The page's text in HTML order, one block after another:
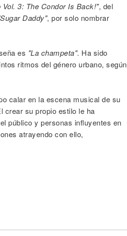
Vol. 3: The Condor Is Back!", del
Daddy", por solo nombrar
es "La champeta". Ha sido
ritmos del género urbano, según
calar en la escena musical de su
crear su propio estilo le ha
público y personas influyentes en
atrayendo con ello,